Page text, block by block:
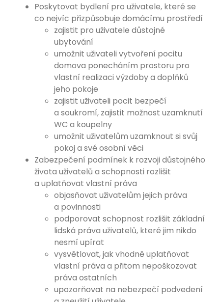
Poskytovat bydlení pro uživatele, které se
co nejvíc přizpůsobuje domácímu prostředí
zajistit pro uživatele důstojné
ubytování
umožnit uživateli vytvoření pocitu
domova ponecháním prostoru pro
vlastní realizaci výzdoby a doplňků
jeho pokoje
zajistit uživateli pocit bezpečí
a soukromí, zajistit možnost uzamknutí
WC a koupelny
umožnit uživatelům uzamknout si svůj
pokoj a své osobní věci
Zabezpečení podmínek k rozvoji důstojného
života uživatelů a schopnosti rozlišit
a uplatňovat vlastní práva
objasňovat uživatelům jejich práva
a povinnosti
podporovat schopnost rozlišit základní
lidská práva uživatelů, které jim nikdo
nesmí upírat
vysvětlovat, jak vhodně uplatňovat
vlastní práva a přitom nepoškozovat
práva ostatních
upozorňovat na nebezpečí podvedení